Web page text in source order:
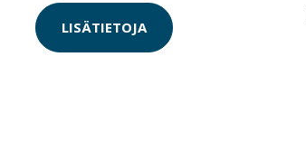
LISÄTIETOJA